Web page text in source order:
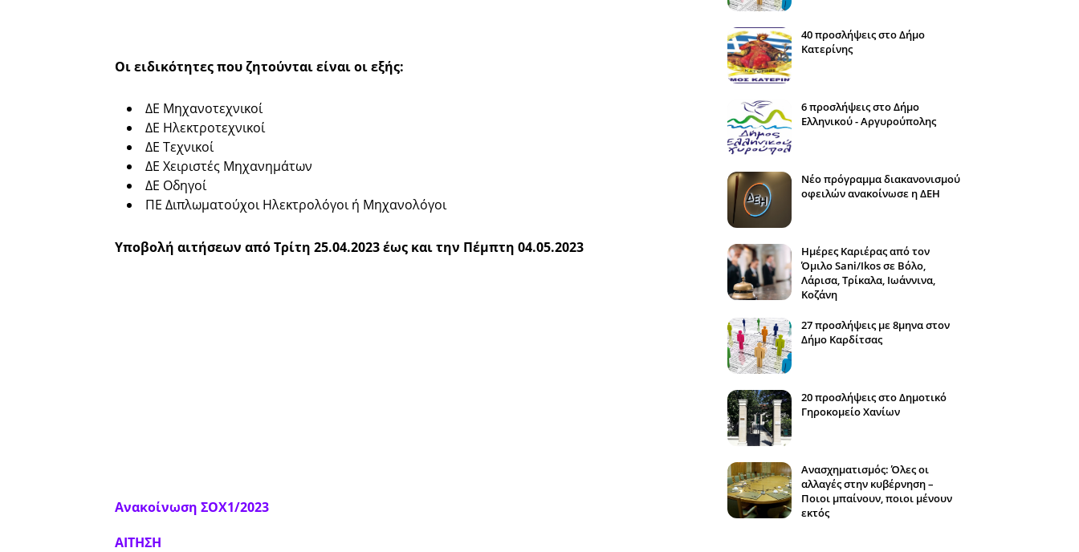
Οι ειδικότητες που ζητούνται είναι οι εξής:
ΔΕ Μηχανοτεχνικοί
ΔΕ Ηλεκτροτεχνικοί
ΔΕ Τεχνικοί
ΔΕ Χειριστές Μηχανημάτων
ΔΕ Οδηγοί
ΠΕ Διπλωματούχοι Ηλεκτρολόγοι ή Μηχανολόγοι
Υποβολή αιτήσεων από Τρίτη 25.04.2023 έως και την Πέμπτη 04.05.2023
Ανακοίνωση ΣΟΧ1/2023
ΑΙΤΗΣΗ
40 προσλήψεις στο Δήμο
Κατερίνης
6 προσλήψεις στο Δήμο
Ελληνικού - Αργυρούπολης
Νέο πρόγραμμα διακανονισμού
οφειλών ανακοίνωσε η ΔΕΗ
Ημέρες Καριέρας από τον
Όμιλο Sani/Ikos σε Βόλο,
Λάρισα, Τρίκαλα, Ιωάννινα,
Κοζάνη
27 προσλήψεις με 8μηνα στον
Δήμο Καρδίτσας
20 προσλήψεις στο Δημοτικό
Γηροκομείο Χανίων
Ανασχηματισμός: Όλες οι
αλλαγές στην κυβέρνηση –
Ποιοι μπαίνουν, ποιοι μένουν
εκτός